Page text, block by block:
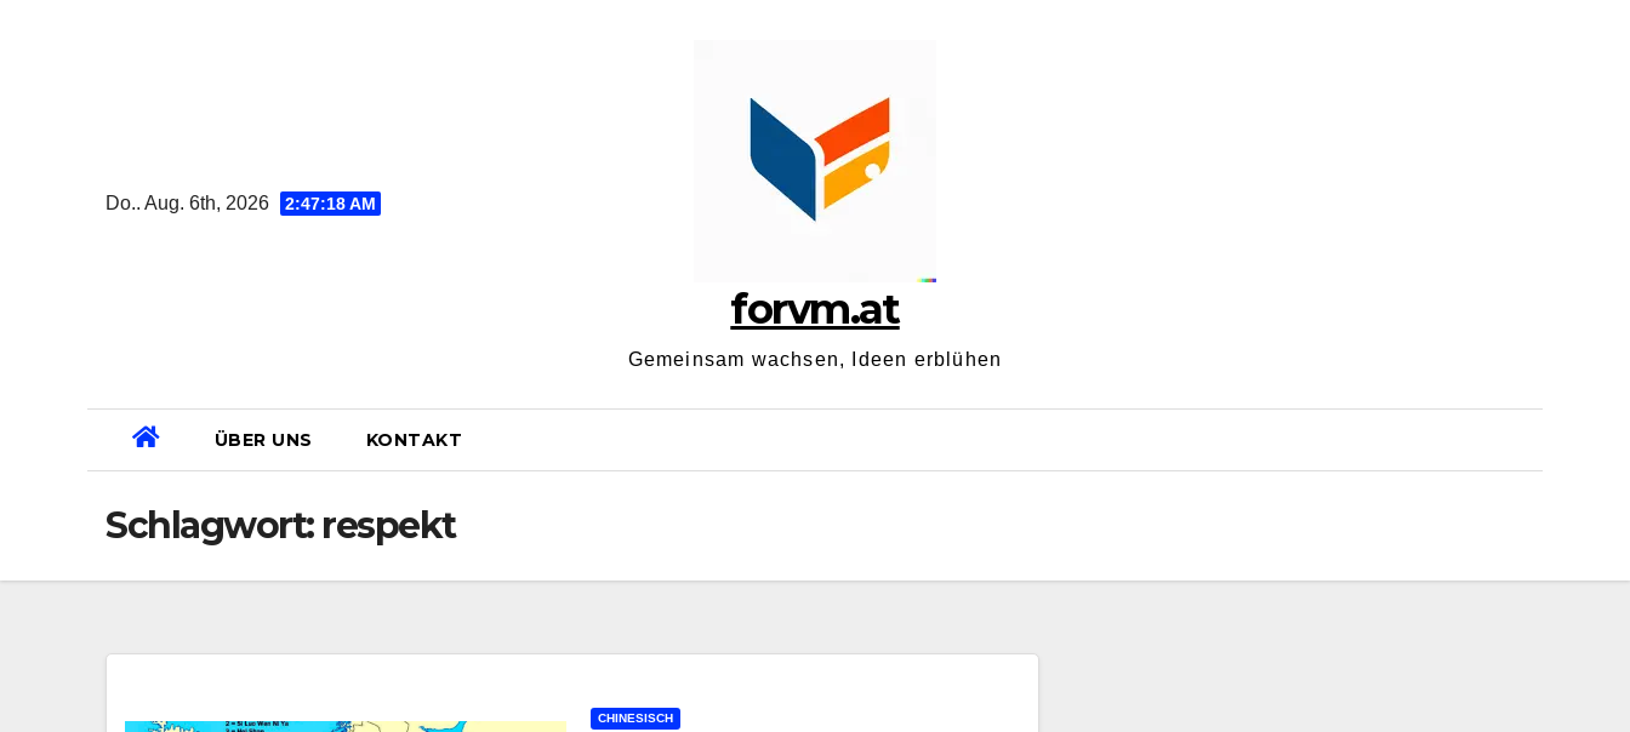
Do.. Aug. 6th, 2026 2:47:19 AM
forvm.at
Gemeinsam wachsen, Ideen erblühen
ÜBER UNS KONTAKT
Schlagwort: respekt
CHINESISCH